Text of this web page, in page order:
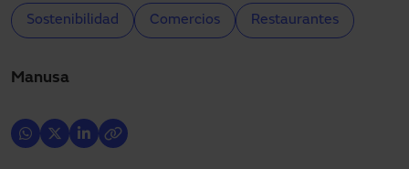
Sostenibilidad Comercios Restaurantes
Manusa